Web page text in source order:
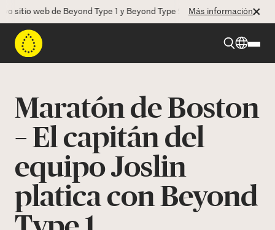
web de Beyond Type 1 y Beyond Type 2! La CEO Deborah Dugan
Más información
Recursos
Programas
Maratón de Boston
– El capitán del
equipo Joslin
platica con Beyond